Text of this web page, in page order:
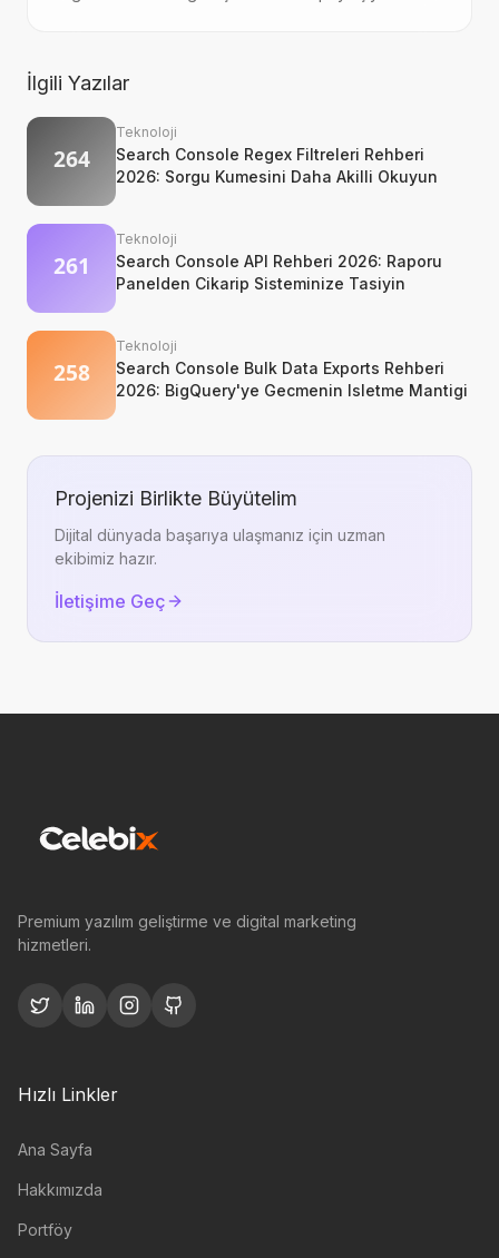
İlgili Yazılar
Teknoloji
Search Console Regex Filtreleri Rehberi
2026: Sorgu Kumesini Daha Akilli Okuyun
Teknoloji
Search Console API Rehberi 2026: Raporu
Panelden Cikarip Sisteminize Tasiyin
Teknoloji
Search Console Bulk Data Exports Rehberi
2026: BigQuery'ye Gecmenin Isletme Mantigi
Projenizi Birlikte Büyütelim
Dijital dünyada başarıya ulaşmanız için uzman
ekibimiz hazır.
İletişime Geç
Premium yazılım geliştirme ve digital marketing
hizmetleri.
Hızlı Linkler
Ana Sayfa
Hakkımızda
Portföy